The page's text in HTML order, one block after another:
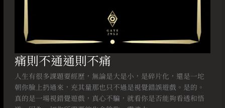
痛則不通通則不痛
人生有很多課題要經歷，無論是大是小，是碎片化，還是一坨
朝你臉上扔過來，充其量那也只不過是視覺錯誤遊戲。是的。
真的是一場視錯覺遊戲，真心不騙，就看你是否能夠看透和悟